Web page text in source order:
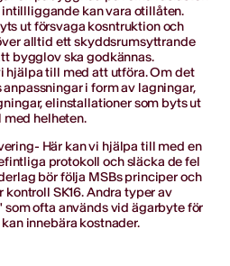
kan vara otillåten.
ut försvaga kosntruktion och
alltid ett skyddsrumsyttrande
bygglov ska godkännas.
hjälpa till med att utföra. Om det
i form av lagningar,
elinstallationer som byts ut
helheten.
Här kan vi hjälpa till med en
protokoll och släcka de fel
bör följa MSBs principer och
SK16. Andra typer av
ofta används vid ägarbyte för
innebära kostnader.